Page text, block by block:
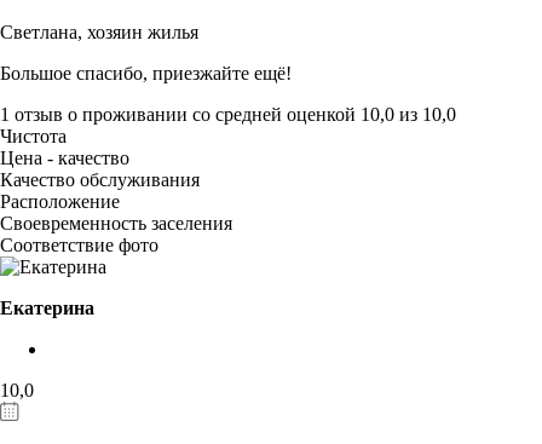
Светлана, хозяин жилья
Большое спасибо, приезжайте ещё!
1 отзыв о проживании со средней оценкой 10,0 из 10,0
Чистота
Цена - качество
Качество обслуживания
Расположение
Своевременность заселения
Соответствие фото
Екатерина
10,0